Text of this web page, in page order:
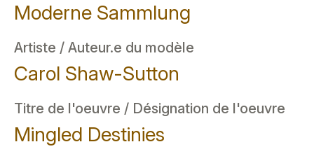
Moderne Sammlung
Artiste / Auteur.e du modèle
Carol Shaw-Sutton
Titre de l'oeuvre / Désignation de l'oeuvre
Mingled Destinies